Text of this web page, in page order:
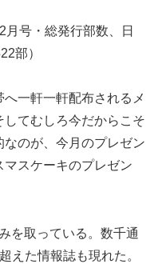
月号・総発行部数、日
部）
一軒一軒配布されるメ
てむしろ今だからこそ
のが、今月のプレゼン
マスケーキのプレゼン
を取っている。数千通
えた情報誌も現れた。